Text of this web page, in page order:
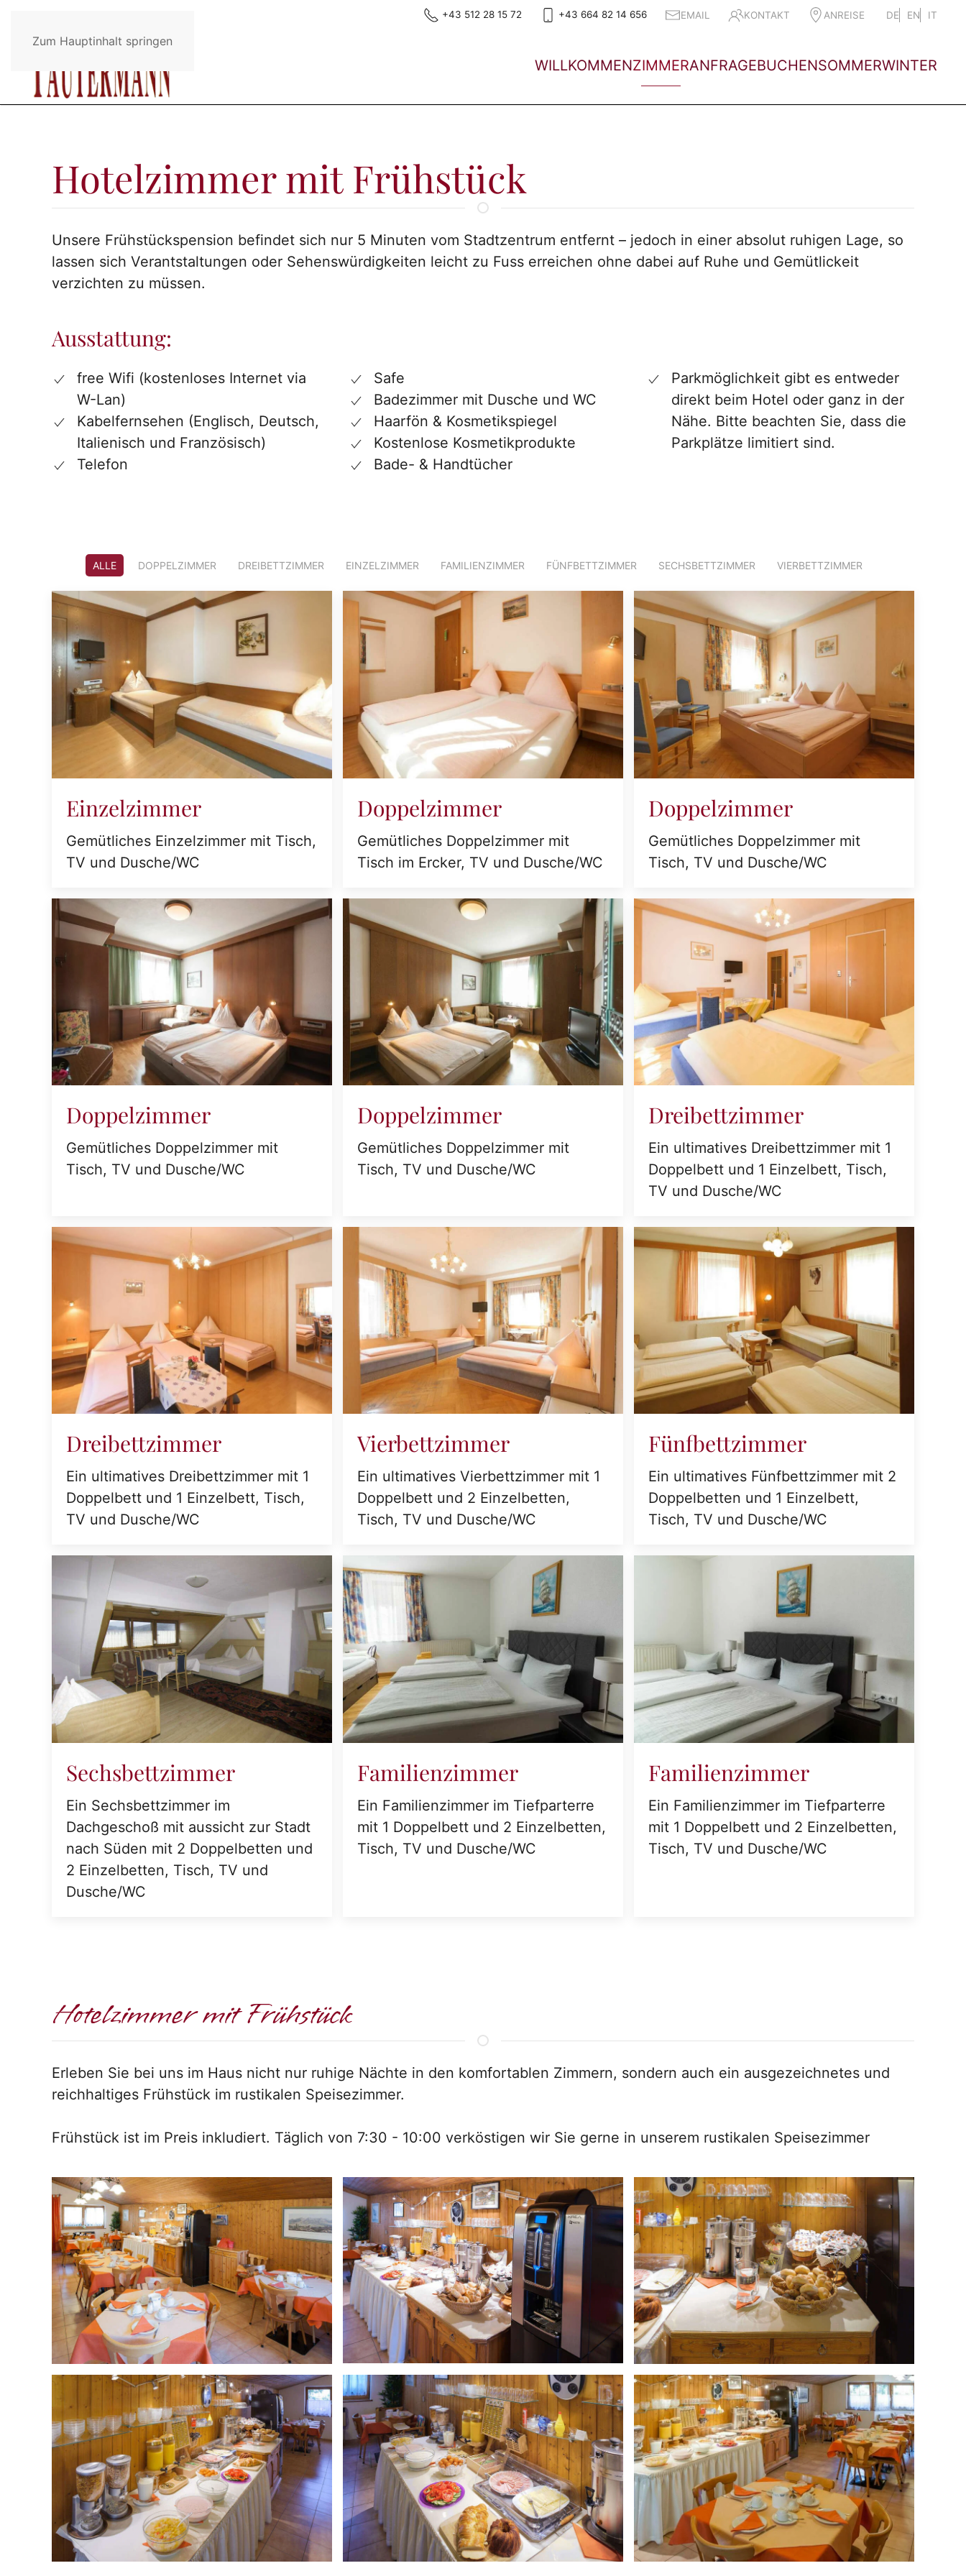
Zum Hauptinhalt springen
+43 512 28 15 72 +43 664 82 14 656 EMAIL KONTAKT ANREISE DE EN IT
WILLKOMMENZIMMERANFRAGEBUCHENSOMMERWINTER
Hotelzimmer mit Frühstück
Unsere Frühstückspension befindet sich nur 5 Minuten vom Stadtzentrum entfernt – jedoch in einer absolut ruhigen Lage, so
lassen sich Verantstaltungen oder Sehenswürdigkeiten leicht zu Fuss erreichen ohne dabei auf Ruhe und Gemütlickeit
verzichten zu müssen.
Ausstattung:
free Wifi (kostenloses Internet via
W-Lan)
Kabelfernsehen (Englisch, Deutsch,
Italienisch und Französisch)
Telefon
Safe
Badezimmer mit Dusche und WC
Haarfön & Kosmetikspiegel
Kostenlose Kosmetikprodukte
Bade- & Handtücher
Parkmöglichkeit gibt es entweder
direkt beim Hotel oder ganz in der
Nähe. Bitte beachten Sie, dass die
Parkplätze limitiert sind.
ALLE DOPPELZIMMER DREIBETTZIMMER EINZELZIMMER FAMILIENZIMMER FÜNFBETTZIMMER SECHSBETTZIMMER VIERBETTZIMMER
Einzelzimmer
Gemütliches Einzelzimmer mit Tisch,
TV und Dusche/WC
Doppelzimmer
Gemütliches Doppelzimmer mit
Tisch im Ercker, TV und Dusche/WC
Doppelzimmer
Gemütliches Doppelzimmer mit
Tisch, TV und Dusche/WC
Doppelzimmer
Gemütliches Doppelzimmer mit
Tisch, TV und Dusche/WC
Doppelzimmer
Gemütliches Doppelzimmer mit
Tisch, TV und Dusche/WC
Dreibettzimmer
Ein ultimatives Dreibettzimmer mit 1
Doppelbett und 1 Einzelbett, Tisch,
TV und Dusche/WC
Dreibettzimmer
Ein ultimatives Dreibettzimmer mit 1
Doppelbett und 1 Einzelbett, Tisch,
TV und Dusche/WC
Vierbettzimmer
Ein ultimatives Vierbettzimmer mit 1
Doppelbett und 2 Einzelbetten,
Tisch, TV und Dusche/WC
Fünfbettzimmer
Ein ultimatives Fünfbettzimmer mit 2
Doppelbetten und 1 Einzelbett,
Tisch, TV und Dusche/WC
Sechsbettzimmer
Ein Sechsbettzimmer im
Dachgeschoß mit aussicht zur Stadt
nach Süden mit 2 Doppelbetten und
2 Einzelbetten, Tisch, TV und
Dusche/WC
Familienzimmer
Ein Familienzimmer im Tiefparterre
mit 1 Doppelbett und 2 Einzelbetten,
Tisch, TV und Dusche/WC
Familienzimmer
Ein Familienzimmer im Tiefparterre
mit 1 Doppelbett und 2 Einzelbetten,
Tisch, TV und Dusche/WC
Hotelzimmer mit Frühstück
Erleben Sie bei uns im Haus nicht nur ruhige Nächte in den komfortablen Zimmern, sondern auch ein ausgezeichnetes und
reichhaltiges Frühstück im rustikalen Speisezimmer.
Frühstück ist im Preis inkludiert. Täglich von 7:30 - 10:00 verköstigen wir Sie gerne in unserem rustikalen Speisezimmer